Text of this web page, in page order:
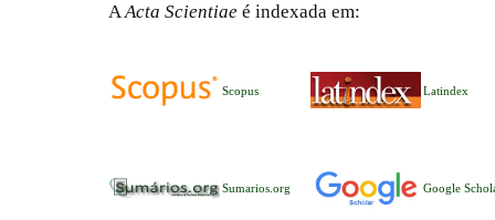
AActa Scientiae é indexada em:
Scopus Latindex
Sumarios.org Google